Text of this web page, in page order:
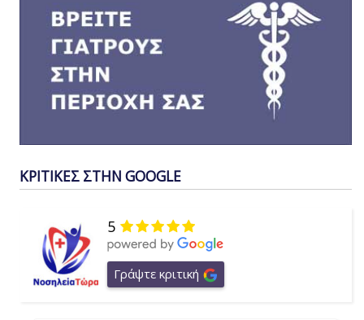
ΚΡΙΤΙΚΕΣ ΣΤΗΝ GOOGLE
5
Γράψτε κριτική